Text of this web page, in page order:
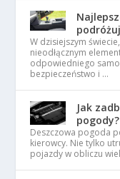
W dzisiejszym
nieodłącznym
odpowiedniego
bezpieczeństwo i …
Jak
pogody?
Deszczowa pogoda
kierowcy. Nie tylko
pojazdy w obliczu